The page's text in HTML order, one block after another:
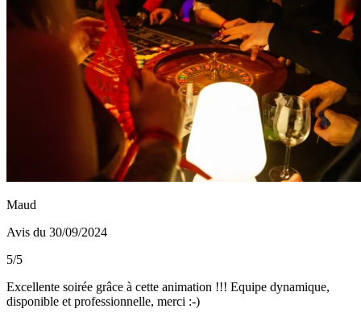
Maud
Avis du 30/09/2024
5/5
Excellente soirée grâce à cette animation !!! Equipe dynamique,
disponible et professionnelle, merci :-)